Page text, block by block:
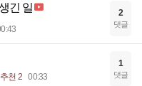
긴 일 2
댓글
추천 2 00:33
1
댓글